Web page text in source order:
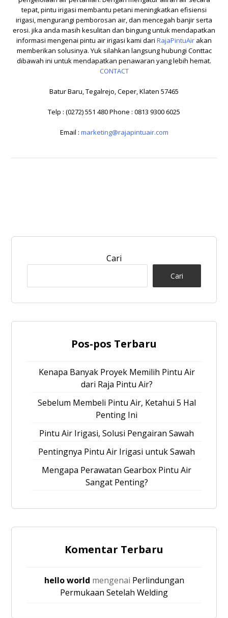
tepat, pintu irigasi membantu petani meningkatkan efisiensi
irigasi, mengurangi pemborosan air, dan mencegah banjir serta
erosi. jika anda masih kesulitan dan bingung untuk mendapatkan
informasi mengenai pintu air irigasi kami dari RajaPintuAir akan
memberikan solusinya. Yuk silahkan langsung hubungi Conttac
dibawah ini untuk mendapatkan penawaran yang lebih hemat.
CONTACT
Batur Baru, Tegalrejo, Ceper, Klaten 57465
Telp : (0272) 551 480 Phone : 0813 9300 6025
Email : marketing@rajapintuair.com
Cari
Cari
Pos-pos Terbaru
Kenapa Banyak Proyek Memilih Pintu Air
dari Raja Pintu Air?
Sebelum Membeli Pintu Air, Ketahui 5 Hal
Penting Ini
Pintu Air Irigasi, Solusi Pengairan Sawah
Pentingnya Pintu Air Irigasi untuk Sawah
Mengapa Perawatan Gearbox Pintu Air
Sangat Penting?
Komentar Terbaru
hello world mengenai Perlindungan
Permukaan Setelah Welding